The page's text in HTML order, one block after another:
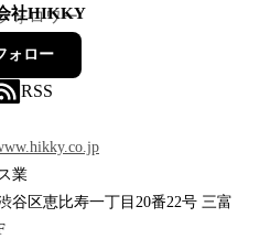
社HIKKY
ォロワー
ォロー
RSS
業
谷区恵比寿一丁目20番22号 三富